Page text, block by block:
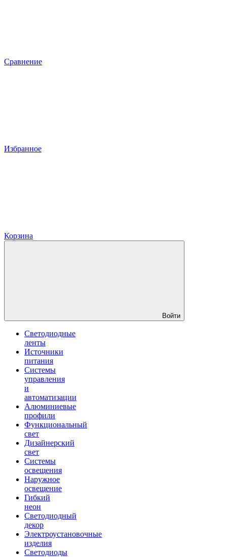
Сравнение
Избранное
Корзина
Войти
Светодиодные
ленты
Источники
питания
Системы
управления
и
автоматизации
Алюминиевые
профили
Функциональный
свет
Дизайнерский
свет
Системы
освещения
Наружное
освещение
Гибкий
неон
Светодиодный
декор
Электроустановочные
изделия
Светодиоды